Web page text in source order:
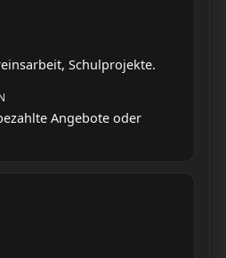
Schulprojekte.
Angebote oder